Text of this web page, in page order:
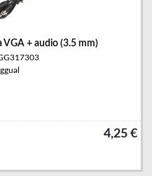
+ audio (3.5 mm)
4,25 €